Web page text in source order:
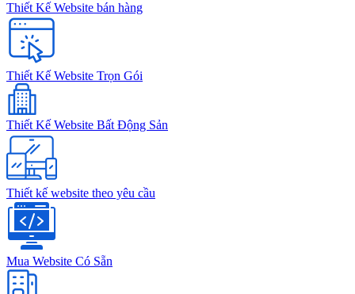
Thiết Kế Website bán hàng
Thiết Kế Website Trọn Gói
Thiết Kế Website Bất Động Sản
Thiết kế website theo yêu cầu
Mua Website Có Sẵn